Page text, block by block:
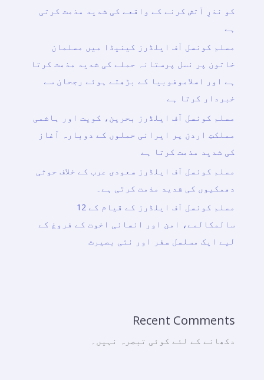
کو نذرِ آتش کرنے کے واقعے کی شدید مذمت کرتی
ہے
مسلم کونسل آف ایلڈرز کینیڈا میں مسلمان
خاتون پر نسل پرستانہ حملے کی شدید مذمت کرتا
ہے اور اسلاموفوبیا کے بڑھتے ہوئے رجحان سے
خبردار کرتا ہے
مسلم کونسل آف ایلڈرز بحرین، کویت اور ہاشمی
مملکتِ اردن پر ایرانی حملوں کے دوبارہ آغاز
کی شدید مذمت کرتا ہے
مسلم کونسل آف ایلڈرز سعودی عرب کے خلاف حوثی
دھمکیوں کی شدید مذمت کرتی ہے۔
مسلم کونسل آف ایلڈرز کے قیام کے 12
سالمکالمے، امن اور انسانی اخوت کے فروغ کے
لیے ایک مسلسل سفر اور نئی بصیرت
Recent Comments
دکھانے کے لئے کوئی تبصرہ نہیں۔